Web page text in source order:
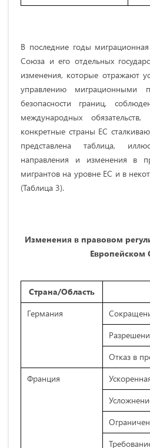
В последние годы
Союза и его отдельных
изменения, которые отражают
управлению миграционными
безопасности границ,
международных
конкретные страны ЕС
представлена таблица,
направления и изменения в
мигрантов на уровне ЕС и в
(Таблица 3).
Изменения в правовом
Европейском
Страна/Область
Германия
Отказ в
Франция